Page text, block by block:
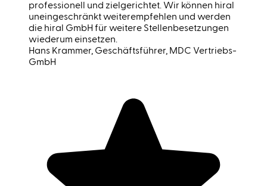
professionell und zielgerichtet. Wir können hiral
uneingeschränkt weiterempfehlen und werden
die hiral GmbH für weitere Stellenbesetzungen
wiederum einsetzen.
Hans Krammer, Geschäftsführer, MDC Vertriebs-
GmbH